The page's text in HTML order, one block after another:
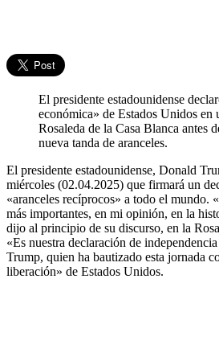
El presidente estadounidense
económica» de Estados Unidos en
Rosaleda de la Casa Blanca antes
nueva tanda de aranceles.
El presidente estadounidense, Donald
miércoles (02.04.2025) que firmará un
«aranceles recíprocos» a todo el mundo.
más importantes, en mi opinión, en la
dijo al principio de su discurso, en la
«Es nuestra declaración de
Trump, quien ha bautizado esta jornada
liberación» de Estados Unidos.